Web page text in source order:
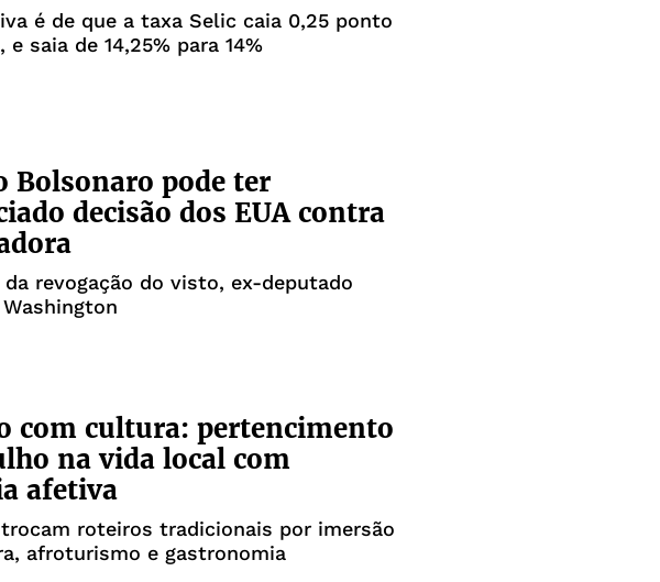
é de que a taxa Selic caia 0,25 ponto
saia de 14,25% para 14%
Bolsonaro pode ter
decisão dos EUA contra
revogação do visto, ex-deputado
com cultura: pertencimento
na vida local com
afetiva
roteiros tradicionais por imersão
afroturismo e gastronomia